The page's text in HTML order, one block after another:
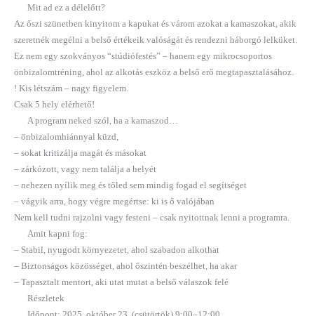
Mit ad ez a délelőtt?
Az őszi szünetben kinyitom a kapukat és várom azokat a kamaszokat, akik
szeretnék megélni a belső értékeik valóságát és rendezni háborgó lelküket.
Ez nem egy szokványos “stúdiófestés” – hanem egy mikrocsoportos
önbizalomtréning, ahol az alkotás eszköz a belső erő megtapasztalásához.
! Kis létszám – nagy figyelem.
Csak 5 hely elérhető!
A program neked szól, ha a kamaszod…
– önbizalomhiánnyal küzd,
– sokat kritizálja magát és másokat
– zárkózott, vagy nem találja a helyét
– nehezen nyílik meg és tőled sem mindig fogad el segítséget
– vágyik arra, hogy végre megértse: ki is ő valójában
Nem kell tudni rajzolni vagy festeni – csak nyitottnak lenni a programra.
Amit kapni fog:
– Stabil, nyugodt környezetet, ahol szabadon alkothat
– Biztonságos közösséget, ahol őszintén beszélhet, ha akar
– Tapasztalt mentort, aki utat mutat a belső válaszok felé
Részletek